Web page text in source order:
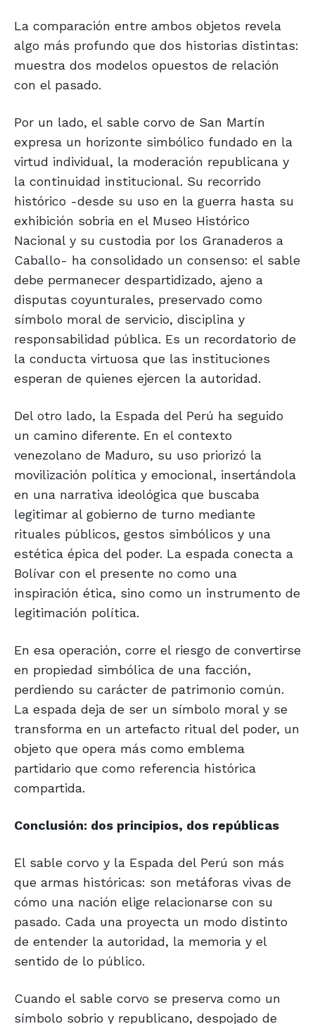
La comparación entre ambos objetos revela
algo más profundo que dos historias distintas:
muestra dos modelos opuestos de relación
con el pasado.
Por un lado, el sable corvo de San Martín
expresa un horizonte simbólico fundado en la
virtud individual, la moderación republicana y
la continuidad institucional. Su recorrido
histórico -desde su uso en la guerra hasta su
exhibición sobria en el Museo Histórico
Nacional y su custodia por los Granaderos a
Caballo- ha consolidado un consenso: el sable
debe permanecer despartidizado, ajeno a
disputas coyunturales, preservado como
símbolo moral de servicio, disciplina y
responsabilidad pública. Es un recordatorio de
la conducta virtuosa que las instituciones
esperan de quienes ejercen la autoridad.
Del otro lado, la Espada del Perú ha seguido
un camino diferente. En el contexto
venezolano de Maduro, su uso priorizó la
movilización política y emocional, insertándola
en una narrativa ideológica que buscaba
legitimar al gobierno de turno mediante
rituales públicos, gestos simbólicos y una
estética épica del poder. La espada conecta a
Bolívar con el presente no como una
inspiración ética, sino como un instrumento de
legitimación política.
En esa operación, corre el riesgo de convertirse
en propiedad simbólica de una facción,
perdiendo su carácter de patrimonio común.
La espada deja de ser un símbolo moral y se
transforma en un artefacto ritual del poder, un
objeto que opera más como emblema
partidario que como referencia histórica
compartida.
Conclusión: dos principios, dos repúblicas
El sable corvo y la Espada del Perú son más
que armas históricas: son metáforas vivas de
cómo una nación elige relacionarse con su
pasado. Cada una proyecta un modo distinto
de entender la autoridad, la memoria y el
sentido de lo público.
Cuando el sable corvo se preserva como un
símbolo sobrio y republicano, despojado de